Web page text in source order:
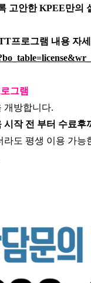
고안한KPEE만의
프로그램 내용 자
그램
개방합니다.
작 전 부터 수료후
라도 평생 이용 가능